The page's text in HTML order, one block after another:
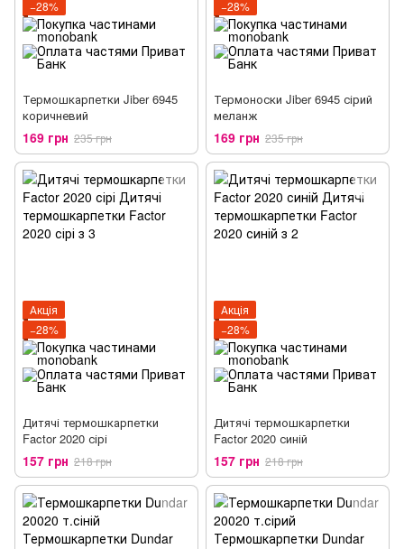
−28%
Термошкарпетки Jiber 6945
коричневий
169 грн 235 грн
−28%
Термоноски Jiber 6945 сірий
меланж
169 грн 235 грн
Акція
−28%
Дитячі термошкарпетки
Factor 2020 сірі
157 грн 218 грн
Акція
−28%
Дитячі термошкарпетки
Factor 2020 синій
157 грн 218 грн